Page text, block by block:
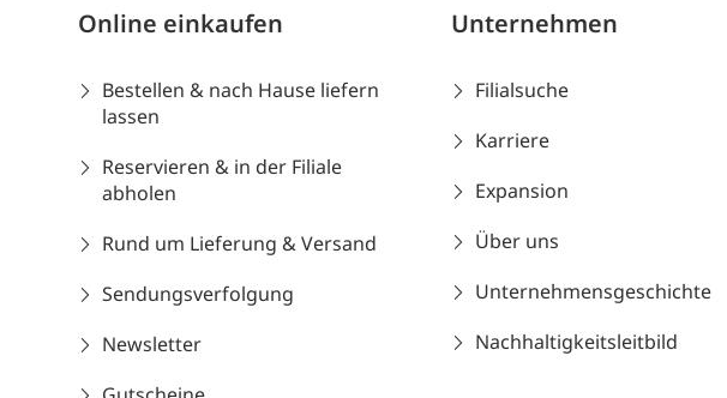
Online einkaufen
Bestellen & nach Hause liefern
lassen
Reservieren & in der Filiale
abholen
Rund um Lieferung & Versand
Sendungsverfolgung
Newsletter
Unternehmen
Filialsuche
Karriere
Expansion
Über uns
Unternehmensgeschichte
Nachhaltigkeitsleitbild